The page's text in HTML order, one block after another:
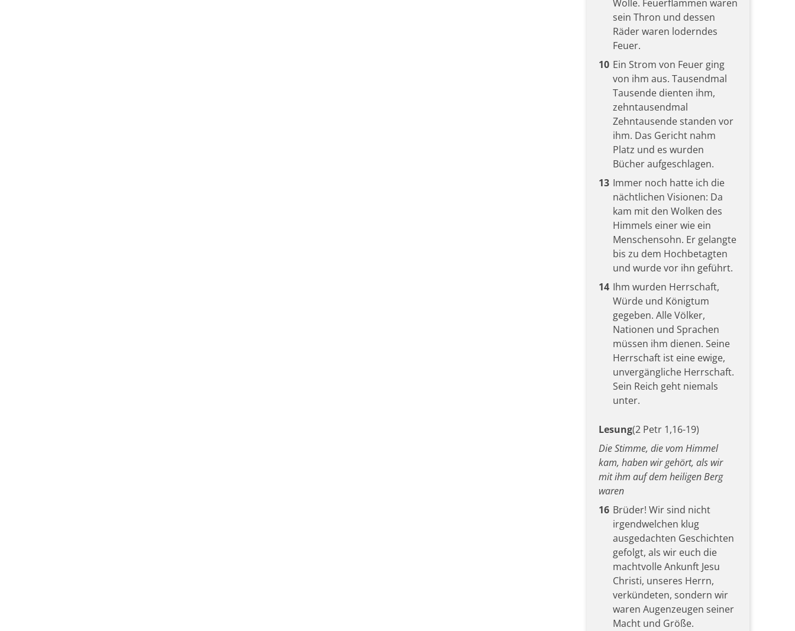
Wolle. Feuerflammen waren
sein Thron und dessen
Räder waren loderndes
Feuer.
10 Ein Strom von Feuer ging
von ihm aus. Tausendmal
Tausende dienten ihm,
zehntausendmal
Zehntausende standen vor
ihm. Das Gericht nahm
Platz und es wurden
Bücher aufgeschlagen.
13 Immer noch hatte ich die
nächtlichen Visionen: Da
kam mit den Wolken des
Himmels einer wie ein
Menschensohn. Er gelangte
bis zu dem Hochbetagten
und wurde vor ihn geführt.
14 Ihm wurden Herrschaft,
Würde und Königtum
gegeben. Alle Völker,
Nationen und Sprachen
müssen ihm dienen. Seine
Herrschaft ist eine ewige,
unvergängliche Herrschaft.
Sein Reich geht niemals
unter.
Lesung(2 Petr 1,16-19)
Die Stimme, die vom Himmel
kam, haben wir gehört, als wir
mit ihm auf dem heiligen Berg
waren
16 Brüder! Wir sind nicht
irgendwelchen klug
ausgedachten Geschichten
gefolgt, als wir euch die
machtvolle Ankunft Jesu
Christi, unseres Herrn,
verkündeten, sondern wir
waren Augenzeugen seiner
Macht und Größe.